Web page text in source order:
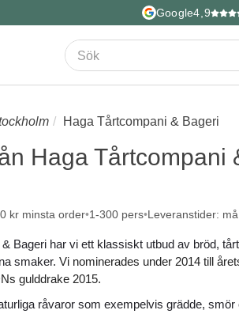
Google4,9
Haga Tårtcompani & Bageri
Haga Tårtcompani
0 kr minsta order 1-300 pers Leveranstider:
Bageri har vi ett klassiskt utbud av bröd,
smaker. Vi nominerades under 2014 till
gulddrake 2015.
råvaror som exempelvis grädde,